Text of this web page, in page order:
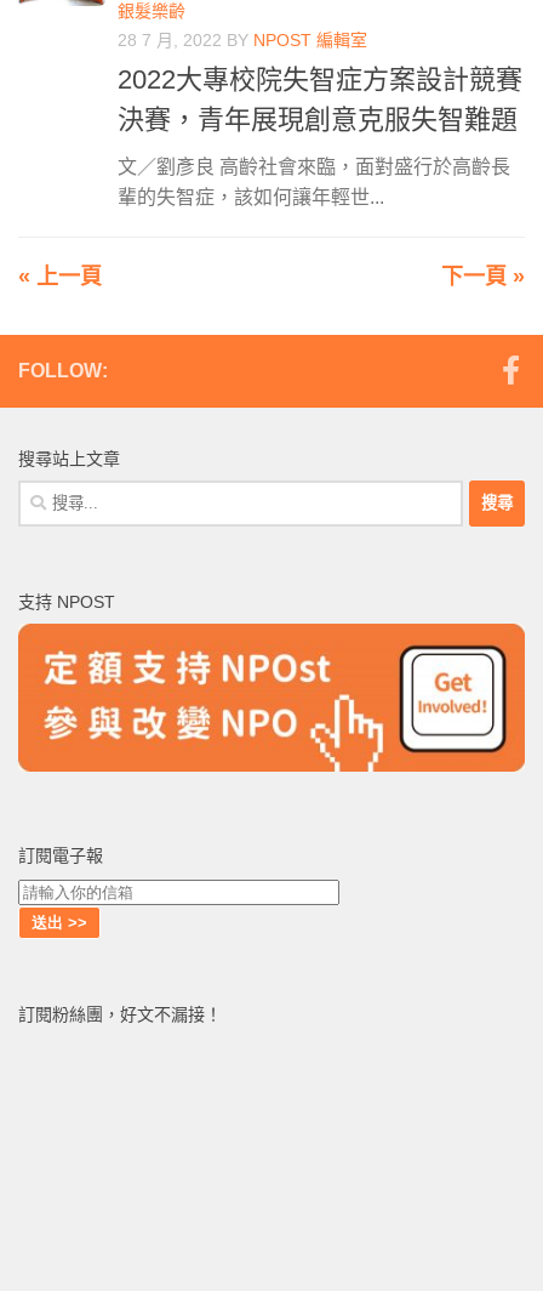
銀髮樂齡
28 7 月, 2022 BY NPOST 編輯室
2022大專校院失智症方案設計競賽
決賽，青年展現創意克服失智難題
文／劉彥良 高齡社會來臨，面對盛行於高齡長
輩的失智症，該如何讓年輕世...
« 上一頁 下一頁 »
FOLLOW:
搜尋站上文章
搜
尋
字:
支持 NPOST
訂閱電子報
訂閱粉絲團，好文不漏接！